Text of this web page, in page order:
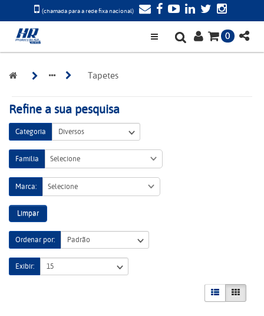
(chamada para a rede fixa nacional)
0
Tapetes
Refine a sua pesquisa
Categoria
Família Selecione
Marca: Selecione
Limpar
Ordenar por:
Exibir: